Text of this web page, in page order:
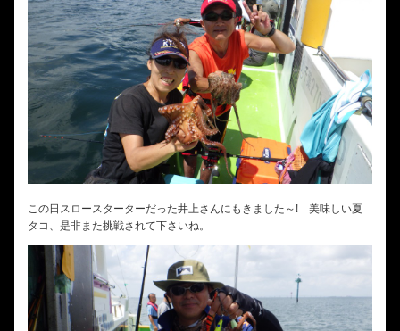
この日スロースターターだった井上さんにもきました～! 美味しい夏
タコ、是非また挑戦されて下さいね。